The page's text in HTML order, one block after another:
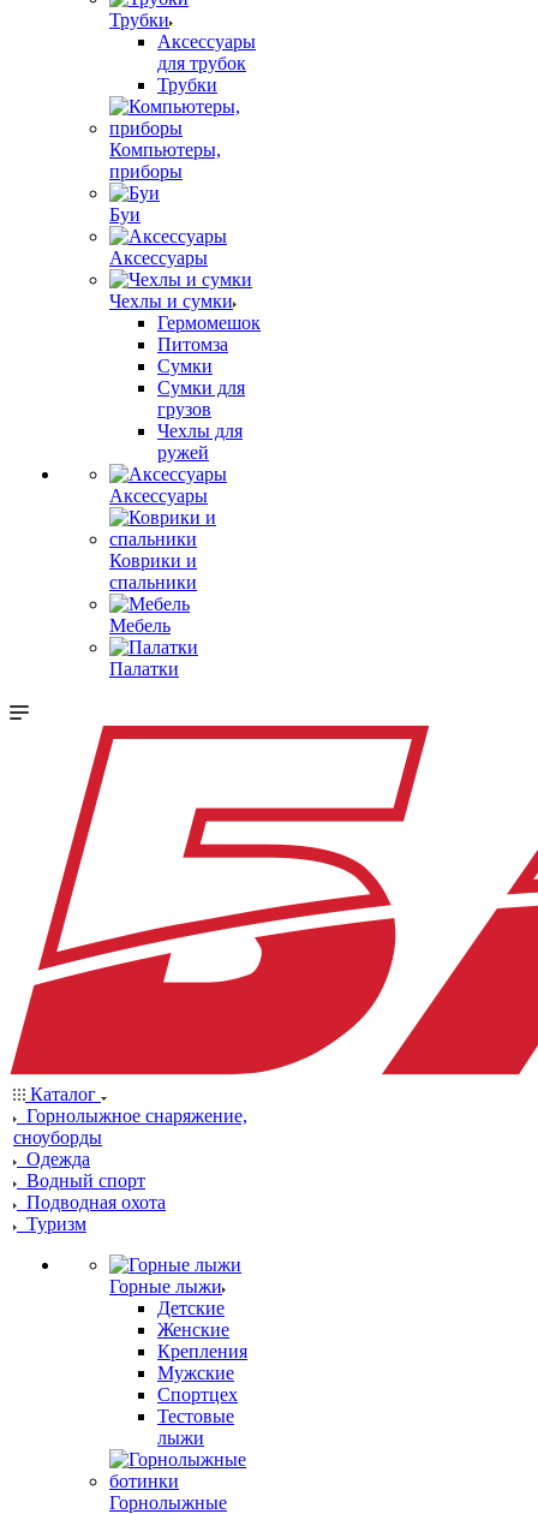
Трубки
Аксессуары
для трубок
Трубки
Компьютеры,
приборы
Буи
Аксессуары
Чехлы и сумки
Гермомешок
Питомза
Сумки
Сумки для
грузов
Чехлы для
ружей
Аксессуары
Коврики и
спальники
Мебель
Палатки
Каталог
Горнолыжное снаряжение,
сноуборды
Одежда
Водный спорт
Подводная охота
Туризм
Горные лыжи
Детские
Женские
Крепления
Мужские
Спортцех
Тестовые
лыжи
Горнолыжные